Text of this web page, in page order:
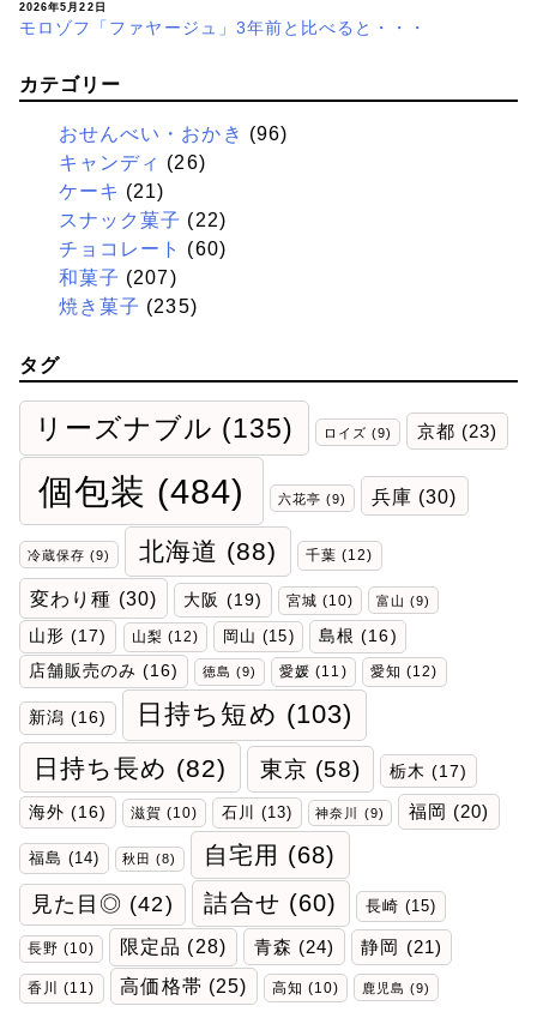
2026年5月22日
モロゾフ「ファヤージュ」3年前と比べると・・・
カテゴリー
おせんべい・おかき (96)
キャンディ (26)
ケーキ (21)
スナック菓子 (22)
チョコレート
(60)
和菓子 (207)
焼き菓子 (235)
タグ
リーズナブル (135) ロイズ (9) 京都 (23)
個包装 (484) 六花亭 (9) 兵庫 (30)
冷蔵保存 (9) 北海道 (88) 千葉 (12)
変わり種 (30) 大阪 (19) 宮城 (10) 富山 (9)
山形 (17) 山梨 (12) 岡山 (15) 島根 (16)
店舗販売のみ (16) 徳島 (9) 愛媛 (11) 愛知 (12)
新潟 (16) 日持ち短め (103)
日持ち長め (82) 東京 (58) 栃木 (17)
海外 (16) 滋賀 (10) 石川 (13) 神奈川 (9) 福岡 (20)
福島 (14) 秋田 (8) 自宅用 (68)
見た目◎ (42) 詰合せ (60) 長崎 (15)
長野 (10) 限定品 (28) 青森 (24) 静岡 (21)
香川 (11) 高価格帯 (25) 高知 (10) 鹿児島 (9)